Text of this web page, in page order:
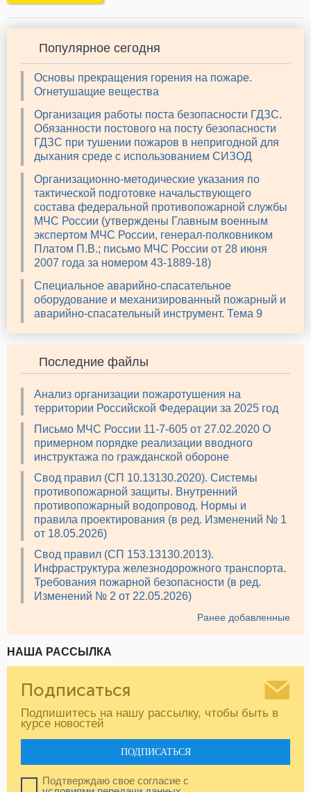
Популярное сегодня
Основы прекращения горения на пожаре.
Огнетушащие вещества
Организация работы поста безопасности ГДЗС.
Обязанности постового на посту безопасности
ГДЗС при тушении пожаров в непригодной для
дыхания среде с использованием СИЗОД
Организационно-методические указания по
тактической подготовке начальствующего
состава федеральной противопожарной службы
МЧС России (утверждены Главным военным
экспертом МЧС России, генерал-полковником
Платом П.В.; письмо МЧС России от 28 июня
2007 года за номером 43-1889-18)
Специальное аварийно-спасательное
оборудование и механизированный пожарный и
аварийно-спасательный инструмент. Тема 9
Последние файлы
Анализ организации пожаротушения на
территории Российской Федерации за 2025 год
Письмо МЧС России 11-7-605 от 27.02.2020 О
примерном порядке реализации вводного
инструктажа по гражданской обороне
Свод правил (СП 10.13130.2020). Системы
противопожарной защиты. Внутренний
противопожарный водопровод. Нормы и
правила проектирования (в ред. Изменений № 1
от 18.05.2026)
Свод правил (СП 153.13130.2013).
Инфраструктура железнодорожного транспорта.
Требования пожарной безопасности (в ред.
Изменений № 2 от 22.05.2026)
Ранее добавленные
НАША РАССЫЛКА
Подписаться
Подпишитесь на нашу рассылку, чтобы быть в
курсе новостей
ПОДПИСАТЬСЯ
Подтверждаю свое согласие с